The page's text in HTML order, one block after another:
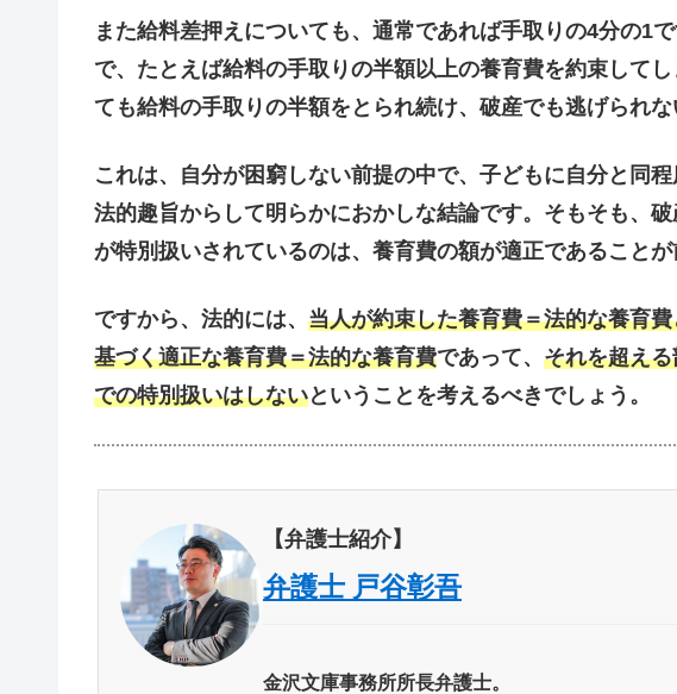
また給料差押えについても、通常であれば手取りの4分の1
で、たとえば給料の手取りの半額以上の養育費を約束して
ても給料の手取りの半額をとられ続け、破産でも逃げられな
これは、自分が困窮しない前提の中で、子どもに自分と同
法的趣旨からして明らかにおかしな結論です。そもそも、
が特別扱いされているのは、養育費の額が適正であることが
ですから、法的には、 当人が約束した養育費＝法的な養育
基づく適正な養育費＝法的な養育費であって、 それを超え
での特別扱いはしないということを考えるべきでしょう。
【弁護士紹介】
弁護士 戸谷彰吾
金沢文庫事務所所長弁護士。